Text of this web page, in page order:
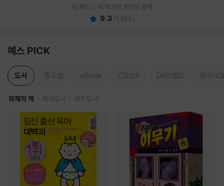
팀 페리스 저/박선령,정지현 공역
9.3 (1,396)
예스 PICK
도서 중고샵 eBook CD/LP DVD/BD 문구/
화제의 책 외국도서 세트도서